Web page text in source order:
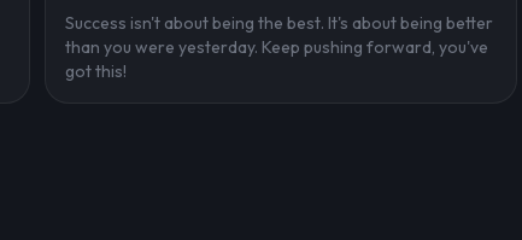
Success isn't about being the best. It's about being better
than you were yesterday. Keep pushing forward, you've
got this!